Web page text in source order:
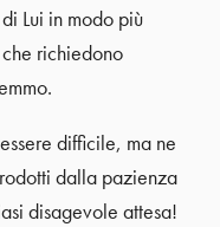
Lui in modo più
richiedono
difficile, ma ne
dalla pazienza
disagevole attesa!